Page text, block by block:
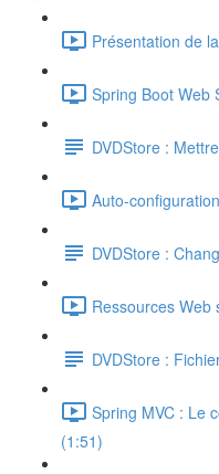
Présentation de
Spring Boot Web
DVDStore :
Auto-
DVDStore :
Ressources Web
DVDStore :
Spring MVC : Le
(1:51)